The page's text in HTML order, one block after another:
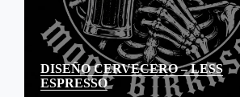
DISEÑO CERVECERO – LESS
ESPRESSO